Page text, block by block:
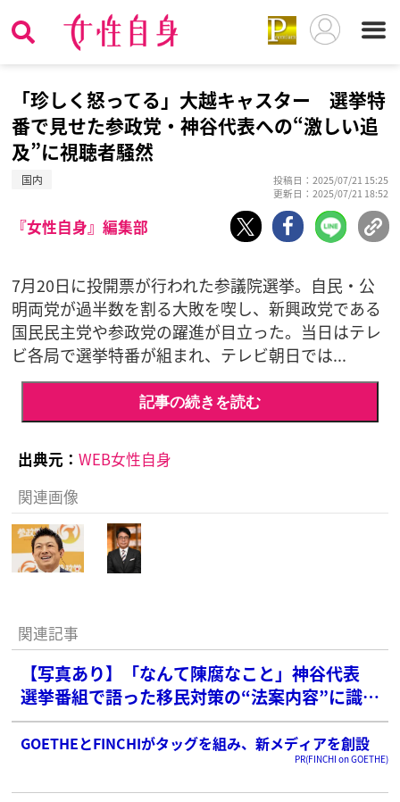
「珍しく怒ってる」大越キャスター 選挙特
番で見せた参政党・神谷代表への“激しい追
及”に視聴者騒然
国内
投稿日：2025/07/21 15:25
更新日：2025/07/21 18:52
『女性自身』編集部
7月20日に投開票が行われた参議院選挙。自民・公
明両党が過半数を割る大敗を喫し、新興政党である
国民民主党や参政党の躍進が目立った。当日はテレ
ビ各局で選挙特番が組まれ、テレビ朝日では...
記事の続きを読む
出典元： WEB女性自身
関連画像
関連記事
【写真あり】「なんて陳腐なこと」神谷代表
選挙番組で語った移民対策の“法案内容”に識者
が猛ツッコミ…ひろゆきも「自民党も言って
る」
GOETHEとFINCHIがタッグを組み、新メディアを創設
PR(FINCHI on GOETHE)